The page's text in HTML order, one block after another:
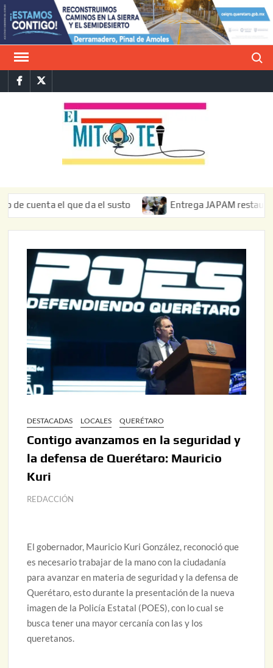
Saltar
al
contenido
FacebookTwitter
el que da el susto Entrega JAPAM restauración del
DESTACADAS LOCALES QUERÉTARO
Contigo avanzamos en la seguridad y
la defensa de Querétaro: Mauricio
Kuri
REDACCIÓN
El gobernador, Mauricio Kuri González, reconoció que
es necesario trabajar de la mano con la ciudadanía
para avanzar en materia de seguridad y la defensa de
Querétaro, esto durante la presentación de la nueva
imagen de la Policía Estatal (POES), con lo cual se
busca tener una mayor cercanía con las y los
queretanos.